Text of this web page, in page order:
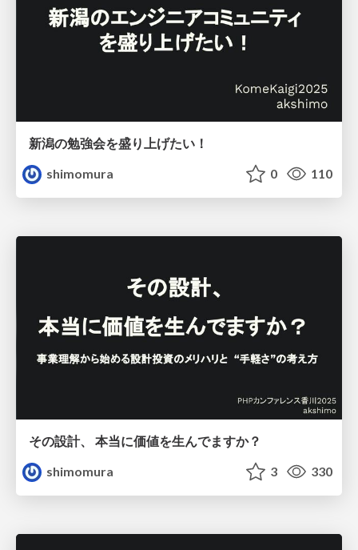
新潟の勉強会を盛り上げたい！
shimomura
0 110
その設計、 本当に価値を生んでますか？
shimomura
3 330